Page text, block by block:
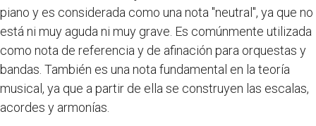
piano y es considerada como una nota "neutral", ya que no
está ni muy aguda ni muy grave. Es comúnmente utilizada
como nota de referencia y de afinación para orquestas y
bandas. También es una nota fundamental en la teoría
musical, ya que a partir de ella se construyen las escalas,
acordes y armonías.